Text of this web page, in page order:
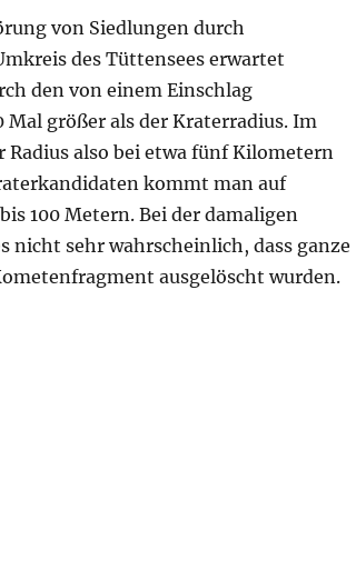
von Siedlungen durch
des Tüttensees erwartet
den von einem Einschlag
Mal größer als der Kraterradius. Im
Radius also bei etwa fünf Kilometern
kommt man auf
100 Metern. Bei der damaligen
nicht sehr wahrscheinlich, dass ganze
ausgelöscht wurden.